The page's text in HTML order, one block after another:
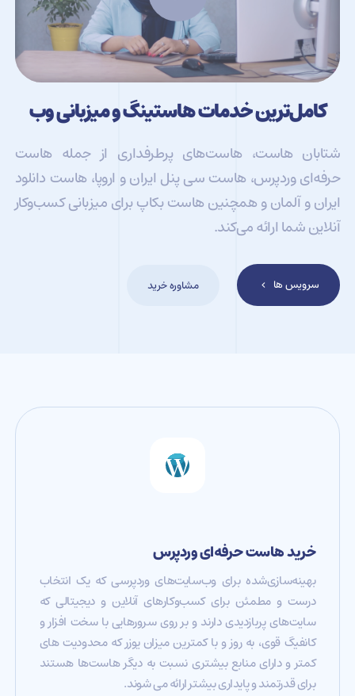
کامل‌ترین خدمات هاستینگ و میزبانی وب
شتابان هاست، هاست‌های پرطرفداری از جمله هاست
حرفه‌ای وردپرس، هاست سی پنل ایران و اروپا، هاست دانلود
ایران و آلمان و همچنین هاست بکاپ برای میزبانی کسب‌و‌کار
آنلاین شما ارائه می‌کند.
سرویس ها مشاوره خرید
خرید هاست حرفه‌ای وردپرس
بهینه‌سازی‌شده برای وب‌سایت‌های وردپرسی که یک انتخاب
درست و مطمئن برای کسب‌و‌کارهای آنلاین و دیجیتالی که
سایت‌های پربازدیدی دارند و بر روی سرورهایی با سخت افزار و
کانفیگ قوی، به روز و با کمترین میزان یوزر که محدودیت های
کمتر و دارای منابع بیشتری نسبت به دیگر هاست‌ها هستند
برای قدرتمند و پایداری بیشتر ارائه می شوند.